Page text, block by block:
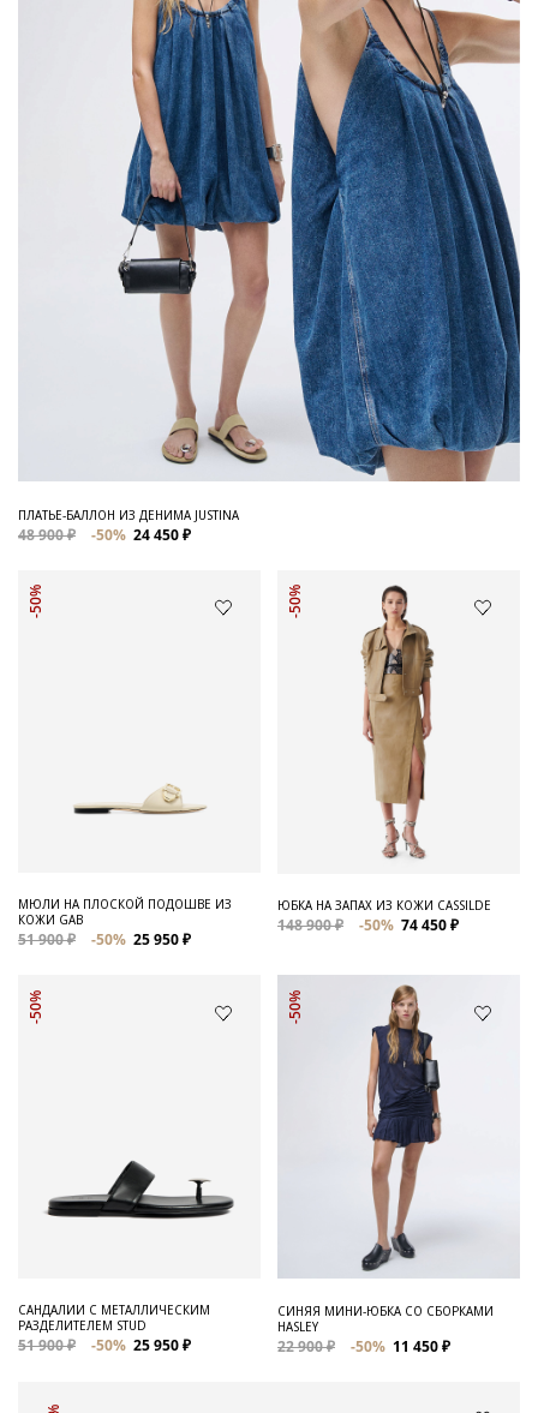
ПЛАТЬЕ-БАЛЛОН ИЗ ДЕНИМА JUSTINA
48 900 ₽ -50% 24 450 ₽
-50%
МЮЛИ НА ПЛОСКОЙ ПОДОШВЕ ИЗ
КОЖИ GAB
51 900 ₽ -50% 25 950 ₽
-50%
ЮБКА НА ЗАПАХ ИЗ КОЖИ CASSILDE
148 900 ₽ -50% 74 450 ₽
-50%
САНДАЛИИ С МЕТАЛЛИЧЕСКИМ
РАЗДЕЛИТЕЛЕМ STUD
51 900 ₽ -50% 25 950 ₽
-50%
СИНЯЯ МИНИ-ЮБКА СО СБОРКАМИ
HASLEY
22 900 ₽ -50% 11 450 ₽